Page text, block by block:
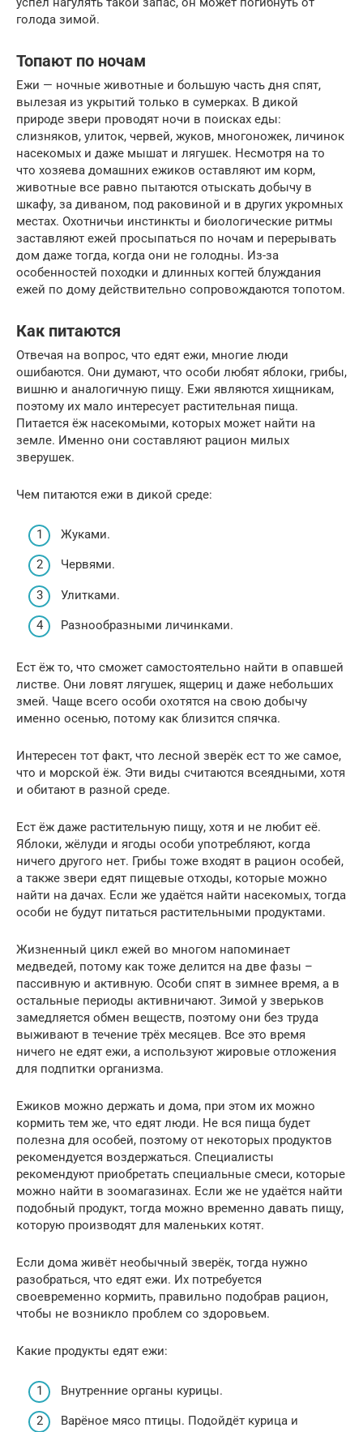
голода зимой.
Топают по ночам
Ежи — ночные животные и большую часть дня спят,
вылезая из укрытий только в сумерках. В дикой
природе звери проводят ночи в поисках еды:
слизняков, улиток, червей, жуков, многоножек, личинок
насекомых и даже мышат и лягушек. Несмотря на то
что хозяева домашних ежиков оставляют им корм,
животные все равно пытаются отыскать добычу в
шкафу, за диваном, под раковиной и в других укромных
местах. Охотничьи инстинкты и биологические ритмы
заставляют ежей просыпаться по ночам и перерывать
дом даже тогда, когда они не голодны. Из-за
особенностей походки и длинных когтей блуждания
ежей по дому действительно сопровождаются топотом.
Как питаются
Отвечая на вопрос, что едят ежи, многие люди
ошибаются. Они думают, что особи любят яблоки, грибы,
вишню и аналогичную пищу. Ежи являются хищникам,
поэтому их мало интересует растительная пища.
Питается ёж насекомыми, которых может найти на
земле. Именно они составляют рацион милых
зверушек.
Чем питаются ежи в дикой среде:
Жуками.
Червями.
Улитками.
Разнообразными личинками.
Ест ёж то, что сможет самостоятельно найти в опавшей
листве. Они ловят лягушек, ящериц и даже небольших
змей. Чаще всего особи охотятся на свою добычу
именно осенью, потому как близится спячка.
Интересен тот факт, что лесной зверёк ест то же самое,
что и морской ёж. Эти виды считаются всеядными, хотя
и обитают в разной среде.
Ест ёж даже растительную пищу, хотя и не любит её.
Яблоки, жёлуди и ягоды особи употребляют, когда
ничего другого нет. Грибы тоже входят в рацион особей,
а также звери едят пищевые отходы, которые можно
найти на дачах. Если же удаётся найти насекомых, тогда
особи не будут питаться растительными продуктами.
Жизненный цикл ежей во многом напоминает
медведей, потому как тоже делится на две фазы –
пассивную и активную. Особи спят в зимнее время, а в
остальные периоды активничают. Зимой у зверьков
замедляется обмен веществ, поэтому они без труда
выживают в течение трёх месяцев. Все это время
ничего не едят ежи, а используют жировые отложения
для подпитки организма.
Ежиков можно держать и дома, при этом их можно
кормить тем же, что едят люди. Не вся пища будет
полезна для особей, поэтому от некоторых продуктов
рекомендуется воздержаться. Специалисты
рекомендуют приобретать специальные смеси, которые
можно найти в зоомагазинах. Если же не удаётся найти
подобный продукт, тогда можно временно давать пищу,
которую производят для маленьких котят.
Если дома живёт необычный зверёк, тогда нужно
разобраться, что едят ежи. Их потребуется
своевременно кормить, правильно подобрав рацион,
чтобы не возникло проблем со здоровьем.
Какие продукты едят ежи:
Внутренние органы курицы.
Варёное мясо птицы. Подойдёт курица и